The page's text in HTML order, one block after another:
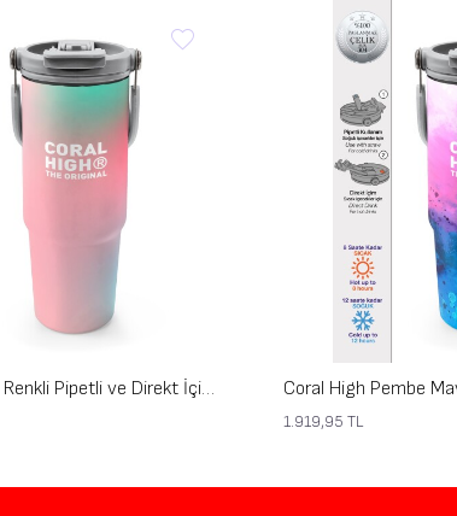
Coral High Kids Renkli Pipetli ve Direkt İçim Çelik Termos 900 ml 38734
1.919,95 TL